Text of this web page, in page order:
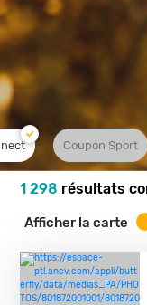
Coupon Sport
1 298 résultats
Afficher la carte